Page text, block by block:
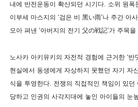
내에 반전운동이 확산되던 시기다. 소위 원폭
이부세 마스지의 ‘검은 비 黑い雨’나 주간 아
모아 펴낸 ‘아버지의 전기 父の戦記’가 주목
노사카 아키유키의 자전적 경험에 근거한 ‘반
현실에서 동생에게 자상하지 못했던 자기 자
식을 투영한다. 전쟁의 직접적인 책임이 있던
당하고 인권의 사각지대에 놓인 아이들의 눈